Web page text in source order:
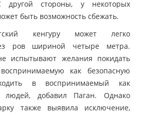
стороны, у некоторых
быть возможность сбежать.
кенгуру может легко
ров шириной четыре метра.
испытывают желания покидать
как безопасную
в воспринимаемый как
людей, добавил Паган. Однако
также выявила исключение,